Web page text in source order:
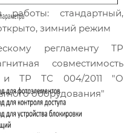
стандартный,
зимний режим
регламенту ТР
совместимость
и ТР ТС 004/2011 "О
оборудования"